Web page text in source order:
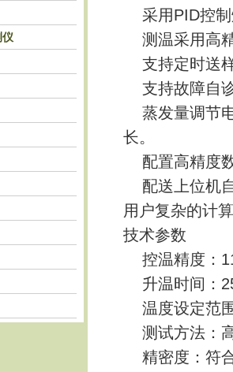
仪
采用PID控制
测温采用高
支持定时送
支持故障自
蒸发量调节
长。
配置高精度
配送上位机
用户复杂的计
技术参数
控温精度：
升温时间：
温度设定范
测试方法：
精密度：符